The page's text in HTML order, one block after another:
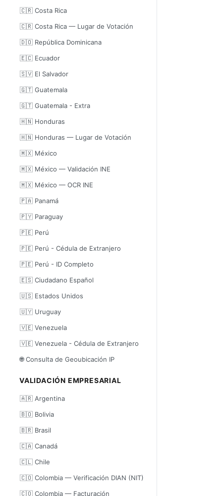
🇨🇷 Costa Rica
🇨🇷 Costa Rica — Lugar de Votación
🇩🇴 República Dominicana
🇪🇨 Ecuador
🇸🇻 El Salvador
🇬🇹 Guatemala
🇬🇹 Guatemala - Extra
🇭🇳 Honduras
🇭🇳 Honduras — Lugar de Votación
🇲🇽 México
🇲🇽 México — Validación INE
🇲🇽 México — OCR INE
🇵🇦 Panamá
🇵🇾 Paraguay
🇵🇪 Perú
🇵🇪 Perú - Cédula de Extranjero
🇵🇪 Perú - ID Completo
🇪🇸 Ciudadano Español
🇺🇸 Estados Unidos
🇺🇾 Uruguay
🇻🇪 Venezuela
🇻🇪 Venezuela - Cédula de Extranjero
🌐 Consulta de Geoubicación IP
VALIDACIÓN EMPRESARIAL
🇦🇷 Argentina
🇧🇴 Bolivia
🇧🇷 Brasil
🇨🇦 Canadá
🇨🇱 Chile
🇨🇴 Colombia — Verificación DIAN (NIT)
🇨🇴 Colombia — Facturación